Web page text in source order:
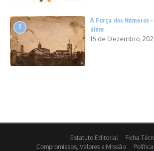
3
A Força dos Números
além
15 de Dezembro,
Estatuto Editorial
Ficha
Compromissos, Valores e Missão